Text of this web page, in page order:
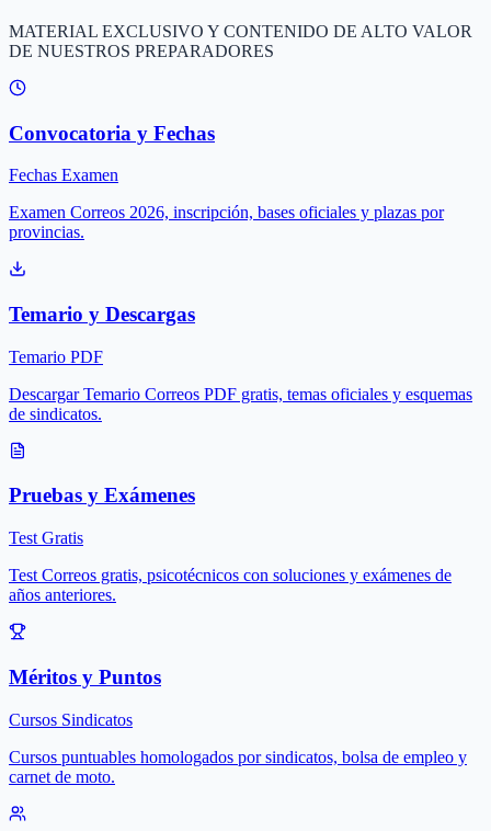
MATERIAL EXCLUSIVO Y CONTENIDO DE ALTO VALOR
DE NUESTROS PREPARADORES
Convocatoria y Fechas
Fechas Examen
Examen Correos 2026, inscripción, bases oficiales y plazas por
provincias.
Temario y Descargas
Temario PDF
Descargar Temario Correos PDF gratis, temas oficiales y esquemas
de sindicatos.
Pruebas y Exámenes
Test Gratis
Test Correos gratis, psicotécnicos con soluciones y exámenes de
años anteriores.
Méritos y Puntos
Cursos Sindicatos
Cursos puntuables homologados por sindicatos, bolsa de empleo y
carnet de moto.